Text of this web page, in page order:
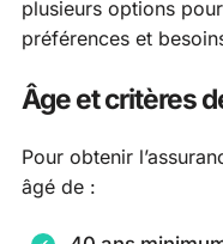
plusieurs options
préférences et
Âge et critères
Pour obtenir
âgé de :